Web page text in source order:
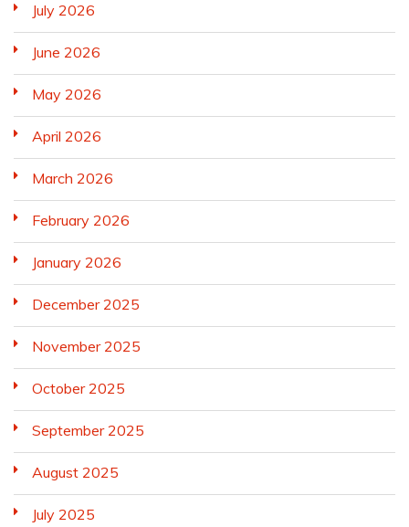
July 2026
June 2026
May 2026
April 2026
March 2026
February 2026
January 2026
December 2025
November 2025
October 2025
September 2025
August 2025
July 2025